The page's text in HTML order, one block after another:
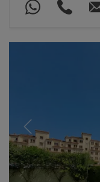
Previous